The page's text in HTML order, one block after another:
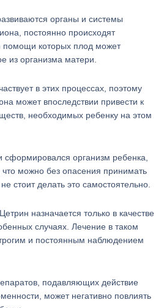
органы и системы
постоянно происходят
которых плод может
из организма матери.
в этих процессах, поэтому
может впоследствии привести к
необходимых ребенку на этом
сформировался организм ребенка,
что можно без опасения принимать
стоит делать это самостоятельно.
назначается только в качестве
случаях. Лечение в таком
и постоянным наблюдением
подавляющих действие
может негативно повлиять